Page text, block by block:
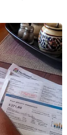
dịch thỏa
giá 28.000
vọng của
11,59 điểm
điểm. Khối
vị, tương